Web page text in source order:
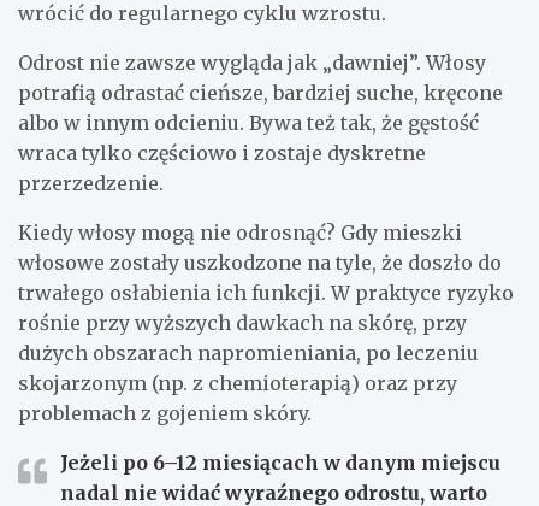
wrócić do regularnego cyklu wzrostu.
Odrost nie zawsze wygląda jak „dawniej”. Włosy
potrafią odrastać cieńsze, bardziej suche, kręcone
albo w innym odcieniu. Bywa też tak, że gęstość
wraca tylko częściowo i zostaje dyskretne
przerzedzenie.
Kiedy włosy mogą nie odrosnąć? Gdy mieszki
włosowe zostały uszkodzone na tyle, że doszło do
trwałego osłabienia ich funkcji. W praktyce ryzyko
rośnie przy wyższych dawkach na skórę, przy
dużych obszarach napromieniania, po leczeniu
skojarzonym (np. z chemioterapią) oraz przy
problemach z gojeniem skóry.
Jeżeli po 6–12 miesiącach w danym miejscu
nadal nie widać wyraźnego odrostu, warto